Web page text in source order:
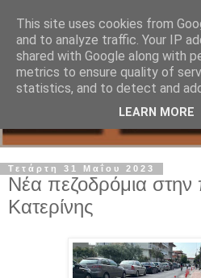
Τετάρτη 31 Μαΐου 2023
Νέα πεζοδρόμια στην
Κατερίνης
This site uses cookies from
and to analyze traffic. Your IP
shared with Google along with
metrics to ensure quality of
statistics, and to detect and
LEARN MORE